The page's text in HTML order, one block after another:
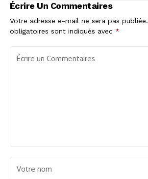
en finale?
Écrire Un Commentaires
Votre adresse e-mail ne sera pas publiée.
obligatoires sont indiqués avec *